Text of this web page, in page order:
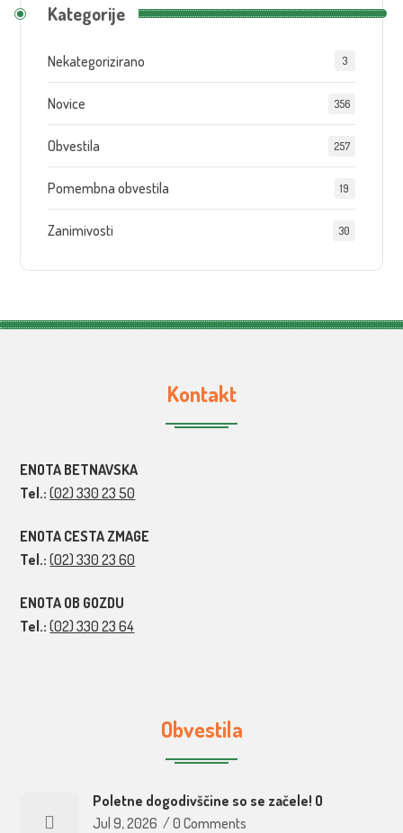
Kategorije
Nekategorizirano 3
Novice 356
Obvestila 257
Pomembna obvestila 19
Zanimivosti 30
Kontakt
ENOTA BETNAVSKA
Tel.: (02) 330 23 50
ENOTA CESTA ZMAGE
Tel.: (02) 330 23 60
ENOTA OB GOZDU
Tel.: (02) 330 23 64
Obvestila
Poletne dogodivščine so se začele! O
Jul 9, 2026 /0 Comments